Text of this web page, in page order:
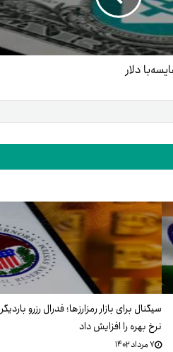
سیگنال برای بازار رمزارزها؛ فدرال رزرو باردیگر
نرخ بهره را افزایش داد
۷ مرداد ۱۴۰۲